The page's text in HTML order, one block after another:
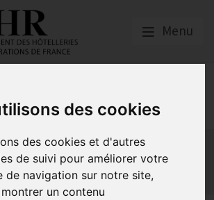
des cookies
des cookies et d'autres
de suivi pour améliorer votre
de navigation sur notre site,
un contenu
Menu
& Numérique
en ligne
Innovation et digitalisation
Europe